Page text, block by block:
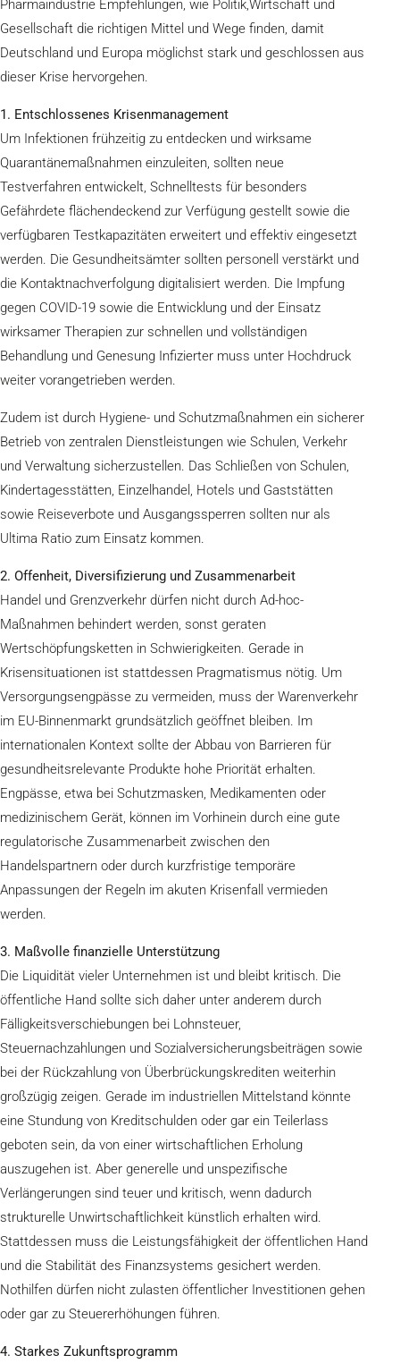
Pharmaindustrie Empfehlungen, wie Politik,Wirtschaft und
Gesellschaft die richtigen Mittel und Wege finden, damit
Deutschland und Europa möglichst stark und geschlossen aus
dieser Krise hervorgehen.
1. Entschlossenes Krisenmanagement
Um Infektionen frühzeitig zu entdecken und wirksame
Quarantänemaßnahmen einzuleiten, sollten neue
Testverfahren entwickelt, Schnelltests für besonders
Gefährdete flächendeckend zur Verfügung gestellt sowie die
verfügbaren Testkapazitäten erweitert und effektiv eingesetzt
werden. Die Gesundheitsämter sollten personell verstärkt und
die Kontaktnachverfolgung digitalisiert werden. Die Impfung
gegen COVID-19 sowie die Entwicklung und der Einsatz
wirksamer Therapien zur schnellen und vollständigen
Behandlung und Genesung Infizierter muss unter Hochdruck
weiter vorangetrieben werden.
Zudem ist durch Hygiene- und Schutzmaßnahmen ein sicherer
Betrieb von zentralen Dienstleistungen wie Schulen, Verkehr
und Verwaltung sicherzustellen. Das Schließen von Schulen,
Kindertagesstätten, Einzelhandel, Hotels und Gaststätten
sowie Reiseverbote und Ausgangssperren sollten nur als
Ultima Ratio zum Einsatz kommen.
2. Offenheit, Diversifizierung und Zusammenarbeit
Handel und Grenzverkehr dürfen nicht durch Ad-hoc-
Maßnahmen behindert werden, sonst geraten
Wertschöpfungsketten in Schwierigkeiten. Gerade in
Krisensituationen ist stattdessen Pragmatismus nötig. Um
Versorgungsengpässe zu vermeiden, muss der Warenverkehr
im EU-Binnenmarkt grundsätzlich geöffnet bleiben. Im
internationalen Kontext sollte der Abbau von Barrieren für
gesundheitsrelevante Produkte hohe Priorität erhalten.
Engpässe, etwa bei Schutzmasken, Medikamenten oder
medizinischem Gerät, können im Vorhinein durch eine gute
regulatorische Zusammenarbeit zwischen den
Handelspartnern oder durch kurzfristige temporäre
Anpassungen der Regeln im akuten Krisenfall vermieden
werden.
3. Maßvolle finanzielle Unterstützung
Die Liquidität vieler Unternehmen ist und bleibt kritisch. Die
öffentliche Hand sollte sich daher unter anderem durch
Fälligkeitsverschiebungen bei Lohnsteuer,
Steuernachzahlungen und Sozialversicherungsbeiträgen sowie
bei der Rückzahlung von Überbrückungskrediten weiterhin
großzügig zeigen. Gerade im industriellen Mittelstand könnte
eine Stundung von Kreditschulden oder gar ein Teilerlass
geboten sein, da von einer wirtschaftlichen Erholung
auszugehen ist. Aber generelle und unspezifische
Verlängerungen sind teuer und kritisch, wenn dadurch
strukturelle Unwirtschaftlichkeit künstlich erhalten wird.
Stattdessen muss die Leistungsfähigkeit der öffentlichen Hand
und die Stabilität des Finanzsystems gesichert werden.
Nothilfen dürfen nicht zulasten öffentlicher Investitionen gehen
oder gar zu Steuererhöhungen führen.
4. Starkes Zukunftsprogramm